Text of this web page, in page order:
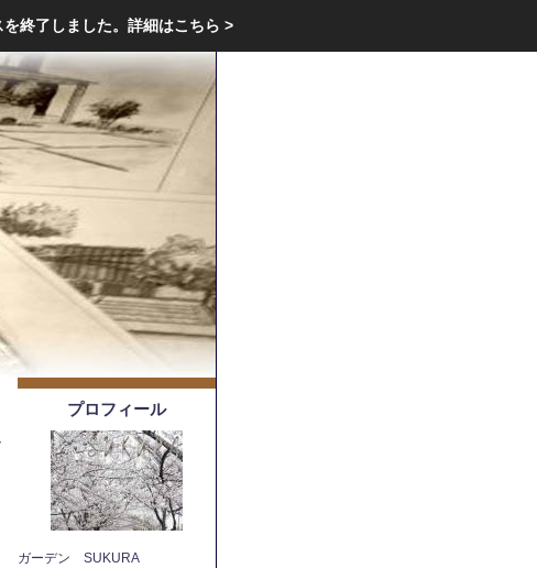
終了しました。 詳細はこちら >
プロフィール
ガーデン SUKURA